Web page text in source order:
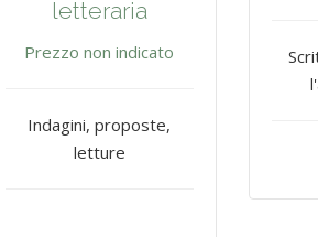
letteraria
Prezzo non indicato
Indagini, proposte,
letture